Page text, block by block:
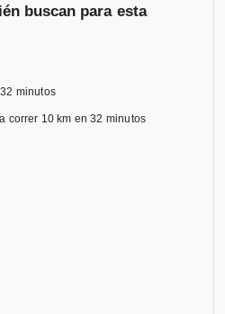
buscan para esta
minutos
correr 10 km en 32 minutos